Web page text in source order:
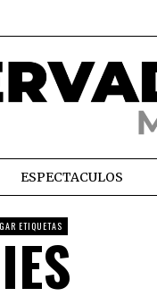
ESPECTACULOS
ETIQUETAS